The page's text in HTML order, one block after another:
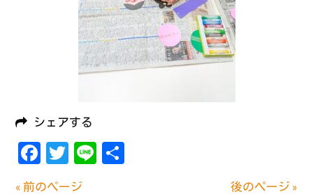
シェアする
Facebook
Twitter
Line
« 前のページ 後のページ »